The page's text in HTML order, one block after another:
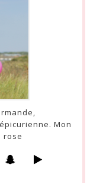
Mon
rose